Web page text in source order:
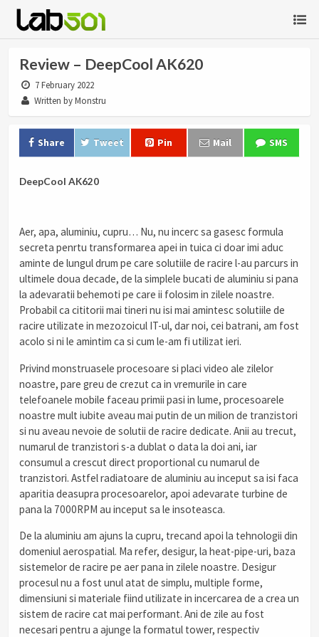
Review – DeepCool AK620
7 February 2022
Written by Monstru
Share Tweet Pin Mail SMS
DeepCool AK620
Aer, apa, aluminiu, cupru… Nu, nu incerc sa gasesc formula
secreta penrtu transformarea apei in tuica ci doar imi aduc
aminte de lungul drum pe care solutiile de racire l-au parcurs in
ultimele doua decade, de la simplele bucati de aluminiu si pana
la adevaratii behemoti pe care ii folosim in zilele noastre.
Probabil ca cititorii mai tineri nu isi mai amintesc solutiile de
racire utilizate in mezozoicul IT-ul, dar noi, cei batrani, am fost
acolo si ni le amintim ca si cum le-am fi utilizat ieri.
Privind monstruasele procesoare si placi video ale zilelor
noastre, pare greu de crezut ca in vremurile in care
telefoanele mobile faceau primii pasi in lume, procesoarele
noastre mult iubite aveau mai putin de un milion de tranzistori
si nu aveau nevoie de solutii de racire dedicate. Anii au trecut,
numarul de tranzistori s-a dublat o data la doi ani, iar
consumul a crescut direct proportional cu numarul de
tranzistori. Astfel radiatoare de aluminiu au inceput sa isi faca
aparitia deasupra procesoarelor, apoi adevarate turbine de
pana la 7000RPM au inceput sa le insoteasca.
De la aluminiu am ajuns la cupru, trecand apoi la tehnologii din
domeniul aerospatial. Ma refer, desigur, la heat-pipe-uri, baza
sistemelor de racire pe aer pana in zilele noastre. Desigur
procesul nu a fost unul atat de simplu, multiple forme,
dimensiuni si materiale fiind utilizate in incercarea de a crea un
sistem de racire cat mai performant. Ani de zile au fost
necesari pentru a ajunge la formatul tower, respectiv